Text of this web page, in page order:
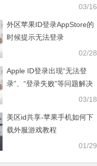
03/16
外区苹果ID登录AppStore的
时候提示无法登录
02/28
Apple ID登录出现“无法登
录”、“登录失败”等问题解决
03/18
美区id共享-苹果手机如何下
载外服游戏教程
01/29